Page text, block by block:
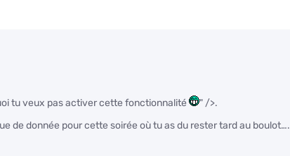
tu veux pas activer cette fonctionnalité
" />.
de donnée pour cette soirée où tu as du rester tard au boulot….